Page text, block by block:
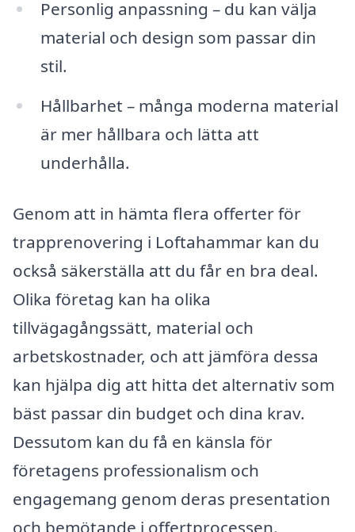
Personlig anpassning – du kan välja
material och design som passar din
stil.
Hållbarhet – många moderna material
är mer hållbara och lätta att
underhålla.
Genom att in hämta flera offerter för
trapprenovering i Loftahammar kan du
också säkerställa att du får en bra deal.
Olika företag kan ha olika
tillvägagångssätt, material och
arbetskostnader, och att jämföra dessa
kan hjälpa dig att hitta det alternativ som
bäst passar din budget och dina krav.
Dessutom kan du få en känsla för
företagens professionalism och
engagemang genom deras presentation
och bemötande i offertprocessen.